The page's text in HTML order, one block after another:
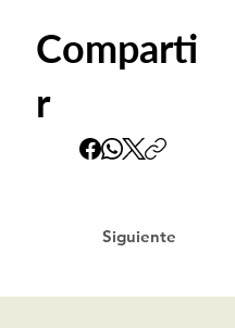
Comparti
r
Siguiente